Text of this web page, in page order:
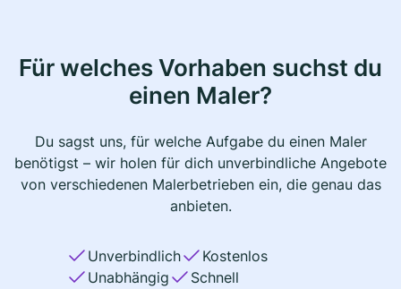
Für welches Vorhaben suchst du
einen Maler?
Du sagst uns, für welche Aufgabe du einen Maler
benötigst – wir holen für dich unverbindliche Angebote
von verschiedenen Malerbetrieben ein, die genau das
anbieten.
Unverbindlich
Kostenlos
Unabhängig
Schnell